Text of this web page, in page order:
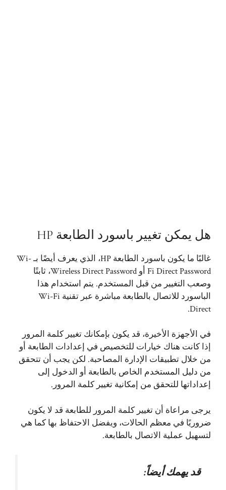
هل يمكن تغيير باسورد الطابعة HP
غالبًا ما يكون باسورد الطابعة HP، الذي يعرف أيضًا بـ Wi-
Fi Direct Password أو Wireless Direct Password، ثابتًا
وصعب التغيير من قبل المستخدم. يتم استخدام هذا
الباسورد للاتصال بالطابعة مباشرة عبر تقنية Wi-Fi
Direct.
في الأجهزة الأخيرة، قد يكون بإمكانك تغيير كلمة المرور
إذا كانت هناك خيارات للتخصيص في إعدادات الطابعة أو
من خلال تطبيقات الإدارة المصاحبة. لكن يجب أن تتحقق
من دليل المستخدم الخاص بالطابعة أو الدخول إلى
إعداداتها للتحقق من إمكانية تغيير كلمة المرور.
يرجى مراعاة أن تغيير كلمة المرور للطابعة قد لا يكون
ضروريًا في معظم الحالات، ويفضل الاحتفاظ بها كما هي
لتسهيل عملية الاتصال بالطابعة.
قد يهمك أيضاً: